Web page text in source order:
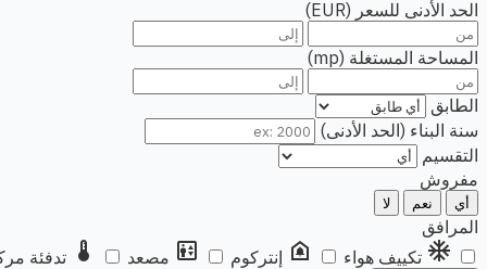
الحد الأدنى للسعر (EUR)
المساحة المستغلة (mp)
الطابق
سنة البناء (الحد الأدنى)
التقسيم
مفروش
أي نعم لا
المرافق
ac_unit تكييف هواء doorbell إنتركوم elevator مصعد thermostat تدفئة